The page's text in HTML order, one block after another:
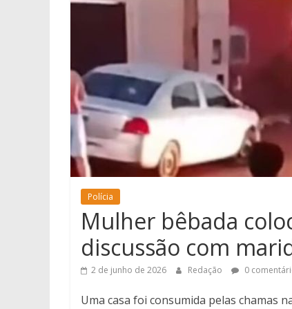
Polícia
Mulher bêbada
discussão com
2 de junho de 2026 Redação 0
Uma casa foi consumida pelas chamas